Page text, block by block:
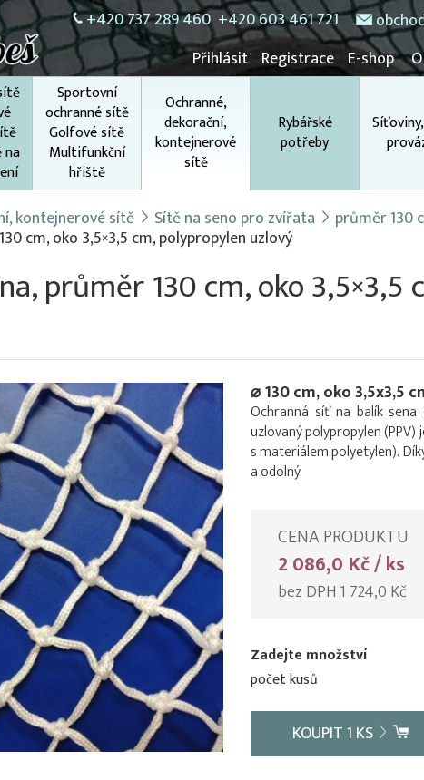
+420 737 289 460 +420 603 461 721
Přihlásit Registrace E-shop
Sportovní
ochranné sítě
Golfové sítě
Multifunkční
hřiště
Ochranné,
dekorační,
kontejnerové
sítě
Rybářské
potřeby
kontejnerové sítě Sítě na seno pro zvířata průměr 130
cm, oko 3,5×3,5 cm, polypropylen uzlový
průměr 130 cm, oko 3,5×3,5
⌀ 130 cm, oko 3,5x3,5
Ochranná síť na balík
uzlovaný polypropylen
s materiálem polyetylen).
a odolný.
CENA PRODUKTU
2 086,0 Kč / ks
bez DPH 1 724,0 Kč
Zadejte množství
počet kusů
KOUPIT1 KS